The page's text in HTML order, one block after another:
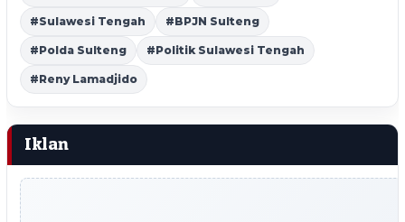
#Sulawesi Tengah #BPJN Sulteng
#Polda Sulteng #Politik Sulawesi Tengah
#Reny Lamadjido
Iklan